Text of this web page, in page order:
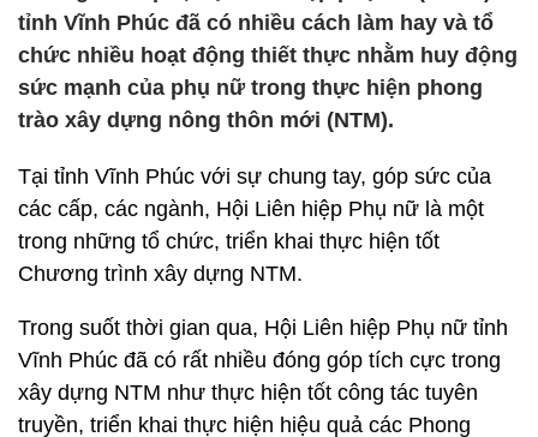
tỉnh Vĩnh Phúc đã có nhiều cách làm hay và tổ
chức nhiều hoạt động thiết thực nhằm huy động
sức mạnh của phụ nữ trong thực hiện phong
trào xây dựng nông thôn mới (NTM).
Tại tỉnh Vĩnh Phúc với sự chung tay, góp sức của
các cấp, các ngành, Hội Liên hiệp Phụ nữ là một
trong những tổ chức, triển khai thực hiện tốt
Chương trình xây dựng NTM.
Trong suốt thời gian qua, Hội Liên hiệp Phụ nữ tỉnh
Vĩnh Phúc đã có rất nhiều đóng góp tích cực trong
xây dựng NTM như thực hiện tốt công tác tuyên
truyền, triển khai thực hiện hiệu quả các Phong